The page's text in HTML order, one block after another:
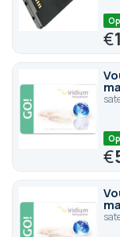
€
€